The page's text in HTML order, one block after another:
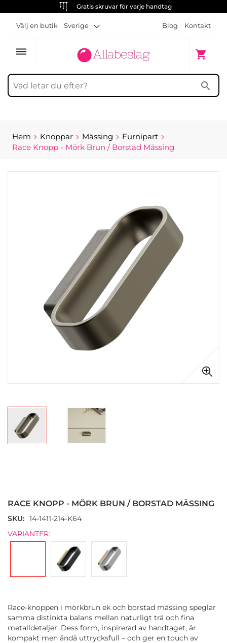
Gratis skruvar för varje handtag
Blog Kontakt
Välj en butik Sverige
dehaze shopping_cart
Min
search
Hem Knoppar Mässing
Furnipart
Race Knopp - Mörk Brun / Borstad Mässing
av
bildgalleriet
RACE KNOPP - MÖRK BRUN / BORSTAD MÄSSING
SKU
14-1411-214-K64
VARIANTER:
Race-knoppen i mörkbrun ek och borstad mässing speglar
samma distinkta balans mellan naturligt trä och fina
metalldetaljer. Dess form, inspirerad av handtaget, är
kompakt men ändå uttrycksfull – och ger en touch av